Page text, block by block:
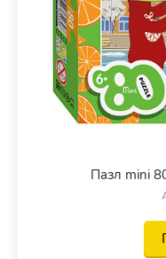
Пазл mini